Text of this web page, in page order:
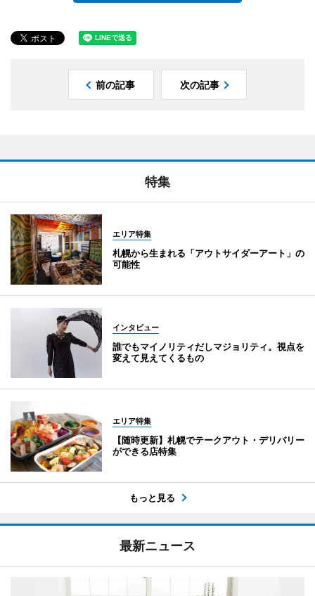
前の記事 次の記事
特集
エリア特集
札幌から生まれる「アウトサイダーアート」の
可能性
インタビュー
誰でもマイノリティだしマジョリティ。視点を
変えて見えてくるもの
エリア特集
【随時更新】札幌でテークアウト・デリバリー
ができる店特集
もっと見る
最新ニュース